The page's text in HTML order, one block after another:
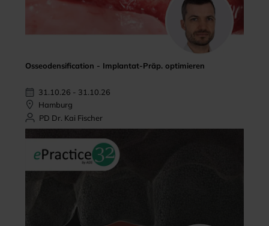
Osseodensification - Implantat-Präp. optimieren
31.10.26 - 31.10.26
Hamburg
PD Dr. Kai Fischer